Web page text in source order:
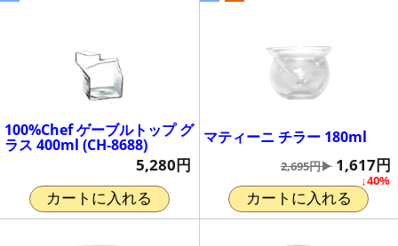
100%Chef ゲーブルトップ グ
ラス 400ml (CH-8688)
5,280円
カートに入れる
マティーニ チラー 180ml
↓40%
2,695円▶ 1,617円
カートに入れる